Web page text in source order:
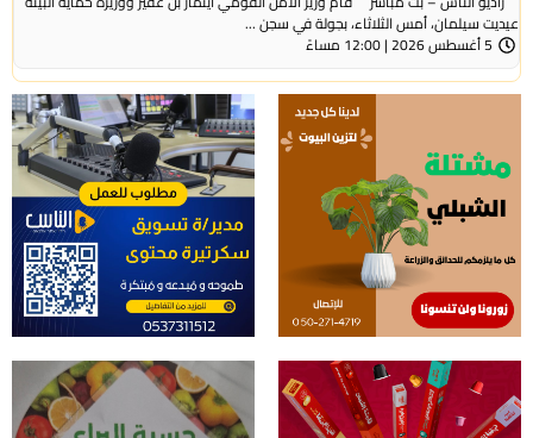
عيديت سيلمان، أمس الثلاثاء، بجولة في سجن ...
5 أغسطس 2026 | 12:00 مساءً